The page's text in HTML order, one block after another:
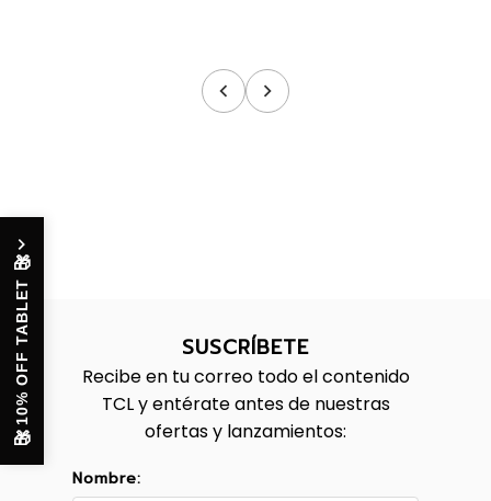
SUSCRÍBETE
Recibe en tu correo todo el contenido
TCL y entérate antes de nuestras
ofertas y lanzamientos:
Nombre:
🎁
10% OFF TABLET
🎁